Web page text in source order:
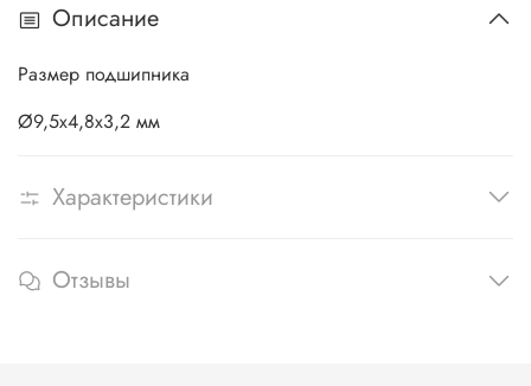
Описание
Размер подшипника
Ø9,5х4,8х3,2 мм
Характеристики
Отзывы